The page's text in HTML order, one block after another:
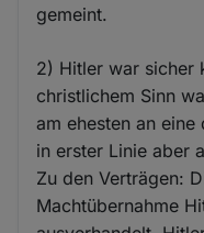
gemeint.
2) Hitler war sicher
christlichem Sinn
am ehesten an
in erster Linie aber
Zu den Verträgen:
Machtübernahme